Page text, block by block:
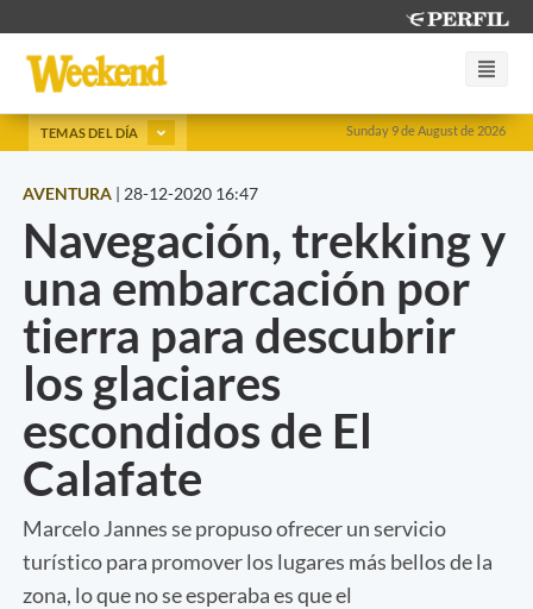
Sunday 9 de August de 2026
TEMAS DEL DÍA
AVENTURA | 28-12-2020 16:47
Navegación, trekking y
una embarcación por
tierra para descubrir
los glaciares
escondidos de El
Calafate
Marcelo Jannes se propuso ofrecer un servicio
turístico para promover los lugares más bellos de la
zona, lo que no se esperaba es que el